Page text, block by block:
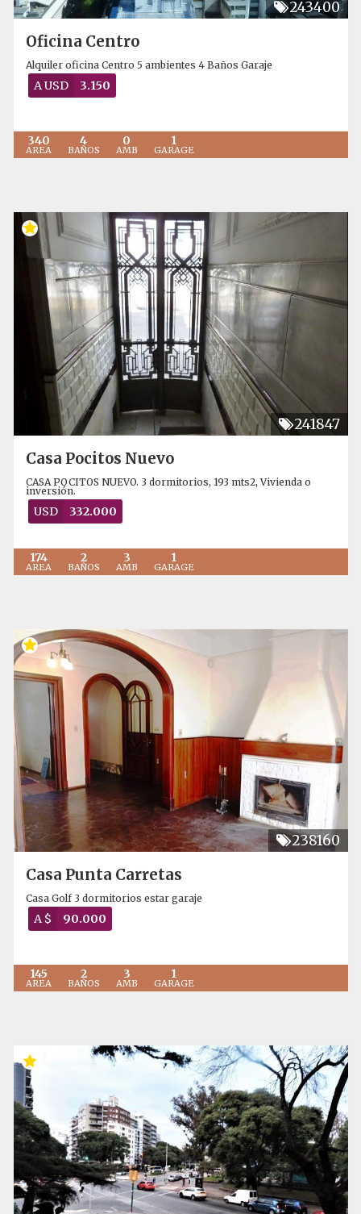
243400
Oficina Centro
Alquiler oficina Centro 5 ambientes 4 Baños Garaje
A USD 3.150
340
AREA
4
BAÑOS
0
AMB
1
GARAGE
241847
Casa Pocitos Nuevo
CASA POCITOS NUEVO. 3 dormitorios, 193 mts2, Vivienda o
inversión.
USD 332.000
174
AREA
2
BAÑOS
3
AMB
1
GARAGE
238160
Casa Punta Carretas
Casa Golf 3 dormitorios estar garaje
A $ 90.000
145
AREA
2
BAÑOS
3
AMB
1
GARAGE